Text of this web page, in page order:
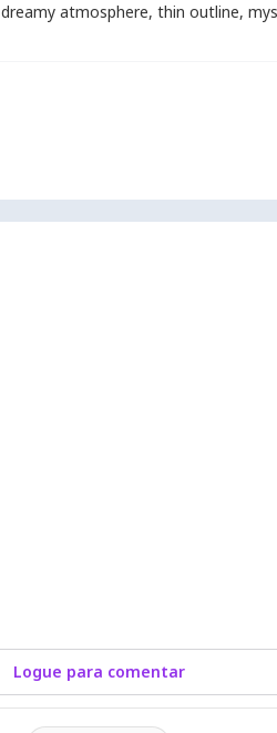
Logue para comentar
dreamy atmosphere, thin outline,